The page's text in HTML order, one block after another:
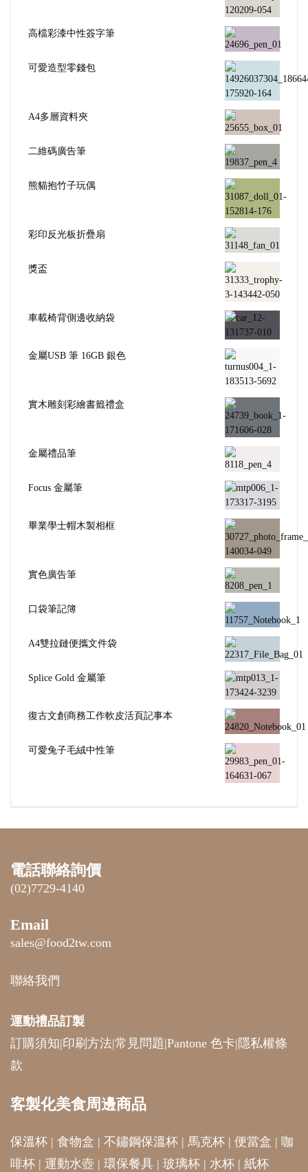
高檔彩漆中性簽字筆
可愛造型零錢包
A4多層資料夾
二維碼廣告筆
熊貓抱竹子玩偶
彩印反光板折疊扇
獎盃
車載椅背側邊收納袋
金屬USB 筆 16GB 銀色
實木雕刻彩繪書籤禮盒
金屬禮品筆
Focus 金屬筆
畢業學士帽木製相框
實色廣告筆
口袋筆記簿
A4雙拉鏈便攜文件袋
Splice Gold 金屬筆
復古文創商務工作軟皮活頁記事本
可愛兔子毛絨中性筆
電話聯絡詢價
(02)7729-4140
Email
sales@food2tw.com
聯絡我們
運動禮品訂製
訂購須知|印刷方法|常見問題|Pantone 色卡| 隱私權條
款
客製化美食周邊商品
保溫杯 | 食物盒 | 不鏽鋼保溫杯 | 馬克杯 | 便當盒 | 咖
啡杯 | 運動水壺 | 環保餐具 | 玻璃杯 | 水杯 | 紙杯